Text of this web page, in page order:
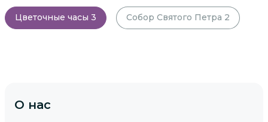
Цветочные часы 3 Собор Святого Петра 2
О нас